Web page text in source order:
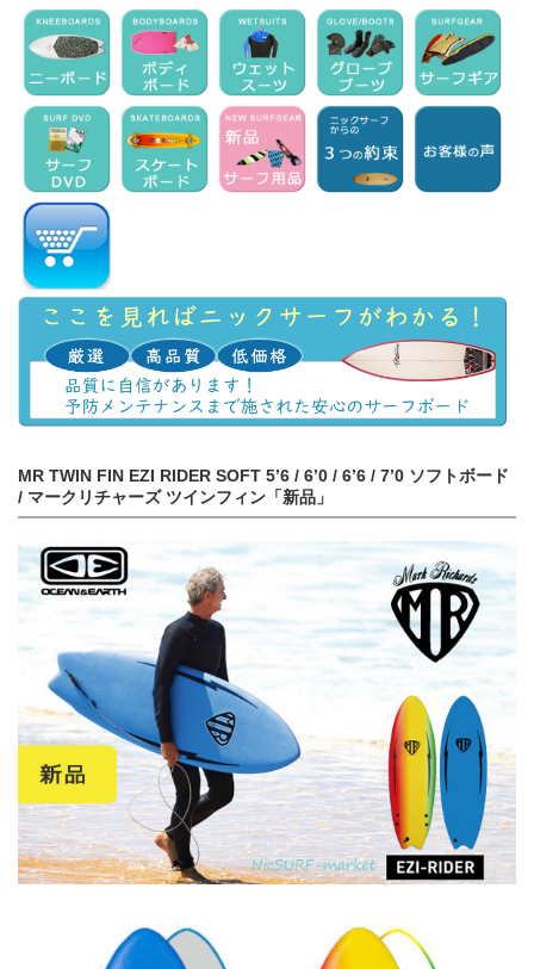
MR TWIN FIN EZI RIDER SOFT 5’6 / 6’0 / 6’6 / 7’0 ソフトボード
/ マークリチャーズ ツインフィン「新品」